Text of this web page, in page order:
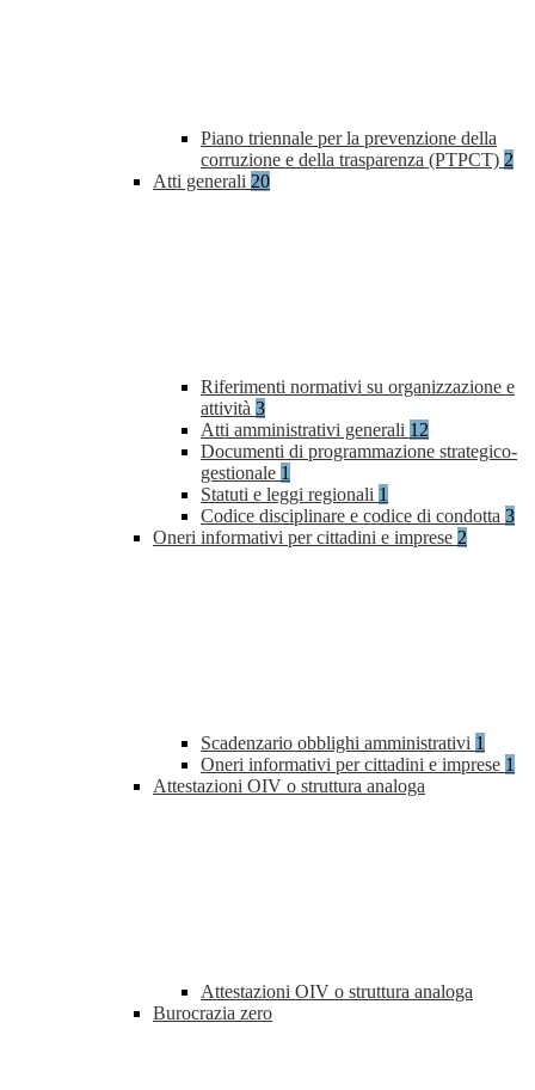
Piano triennale per la prevenzione della
corruzione e della trasparenza (PTPCT) 2
Atti generali 20
Riferimenti normativi su organizzazione e
attività 3
Atti amministrativi generali 12
Documenti di programmazione strategico-
gestionale 1
Statuti e leggi regionali 1
Codice disciplinare e codice di condotta 3
Oneri informativi per cittadini e imprese 2
Scadenzario obblighi amministrativi 1
Oneri informativi per cittadini e imprese 1
Attestazioni OIV o struttura analoga
Attestazioni OIV o struttura analoga
Burocrazia zero